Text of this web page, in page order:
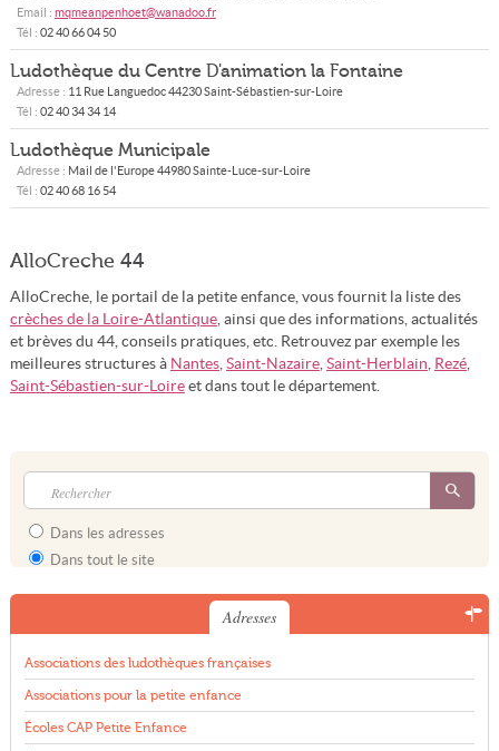
Email : mqmeanpenhoet@wanadoo.fr
Tél : 02 40 66 04 50
Ludothèque du Centre D'animation la Fontaine
Adresse : 11 Rue Languedoc44230Saint-Sébastien-sur-Loire
Tél : 02 40 34 34 14
Ludothèque Municipale
Adresse : Mail de l'Europe44980Sainte-Luce-sur-Loire
Tél : 02 40 68 16 54
AlloCreche 44
AlloCreche, le portail de la petite enfance, vous fournit la liste des
crèches de la Loire-Atlantique, ainsi que des informations, actualités
et brèves du 44, conseils pratiques, etc. Retrouvez par exemple les
meilleures structures à Nantes, Saint-Nazaire, Saint-Herblain, Rezé,
Saint-Sébastien-sur-Loireet dans tout le département.
Dans les adresses
Dans tout le site
Adresses
Associations des ludothèques françaises
Associations pour la petite enfance
Écoles CAP Petite Enfance